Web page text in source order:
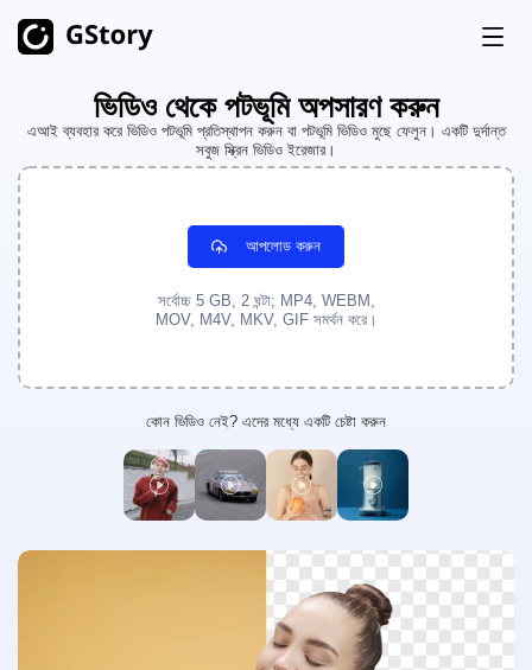
এআই ছবি জেনারেটর
এআই ইমেজ থেকে ভিডিও
এআই ভিডিও জেনারেটর সীমাহীন
ভিডিও টুলকিট
ভিডিও অনুবাদক
ভিডিও পটভূমি অপসারণকারী
ভিডিও জলছাপ অপসারণকারী সীমাহীন
ভিডিও বর্ধনকারী
মূল্য নির্ধারণ
ফ্রি ক্রেডিট
ইতিহাস
ভিডিও থেকে পটভূমি অপসারণ করুন
এআই ব্যবহার করে ভিডিও পটভূমি প্রতিস্থাপন করুন বা পটভূমি ভিডিও মুছে ফেলুন। একটি দুর্দান্ত
সবুজ স্ক্রিন ভিডিও ইরেজার।
আপলোড করুন
সর্বোচ্চ 5 GB, 2 ঘন্টা; MP4, WEBM,
MOV, M4V, MKV, GIF সমর্থন করে।
কোন ভিডিও নেই? এদের মধ্যে একটি চেষ্টা করুন